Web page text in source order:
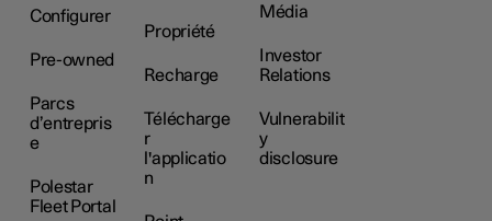
Configurer
Pre-owned
Parcs
d’entrepris
e
Polestar
Fleet Portal
Propriété
Recharge
Télécharge
r
l'applicatio
n
Média
Investor
Relations
Vulnerabilit
y
disclosure